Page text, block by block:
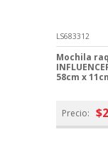
LS683312
Mochila
58cm x
Precio: